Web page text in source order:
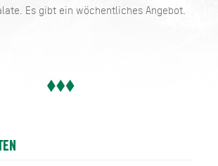
Es gibt ein wöchentliches Angebot.